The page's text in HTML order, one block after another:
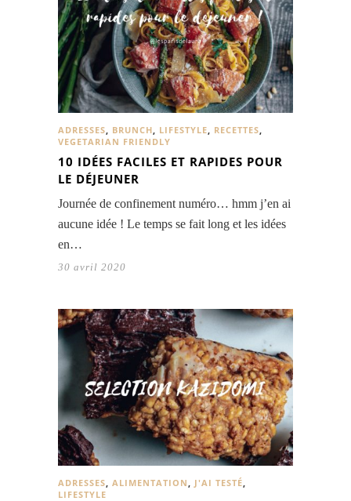
ADRESSES BRUNCH LIFESTYLE RECETTES
VEGETARIAN FRIENDLY
10 IDÉES FACILES ET RAPIDES POUR
LE DÉJEUNER
Journée de confinement numéro… hmm j’en ai
aucune idée ! Le temps se fait long et les idées
en…
30 avril 2020
ADRESSES, ALIMENTATION, J'AI TESTÉ,
LIFESTYLE